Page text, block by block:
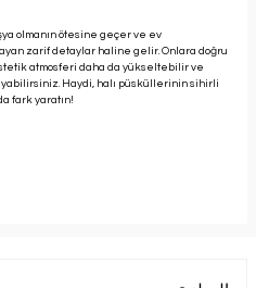
olmanın ötesine geçer ve ev
zarif detaylar haline gelir. Onlara doğru
atmosferi daha da yükseltebilir ve
Haydi, halı püsküllerinin sihirli
fark yaratın!